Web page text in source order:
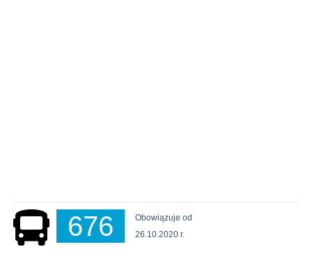
676
Obowiązuje od
26.10.2020 r.